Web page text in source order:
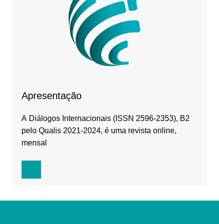
Apresentação
A Diálogos Internacionais (ISSN 2596-2353), B2
pelo Qualis 2021-2024, é uma revista online,
mensal